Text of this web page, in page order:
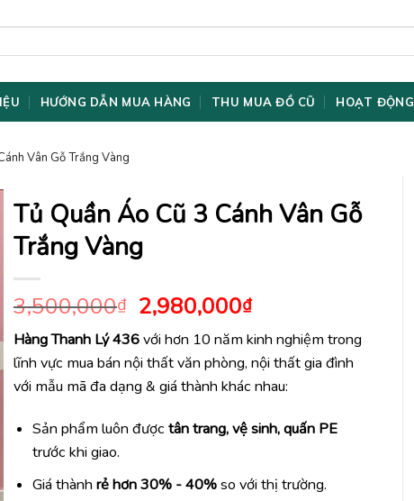
HƯỚNG DẪN MUA HÀNG THU MUA ĐỒ CŨ HOẠT ĐỘNG
Vân Gỗ Trắng Vàng
Tủ Quần Áo Cũ 3 Cánh Vân Gỗ
Trắng Vàng
3,500,000₫ Giá
gốc
là:
3,500,000₫.
2,980,000₫Giá
hiện
tại
là:
2,980,000₫.
Hàng Thanh Lý 436với hơn 10 năm kinh nghiệm trong
lĩnh vực mua bán nội thất văn phòng, nội thất gia đình
với mẫu mã đa dạng & giá thành khác nhau:
Sản phẩm luôn đượctân trang, vệ sinh, quấn PE
trước khi giao.
Giá thànhrẻ hơn 30% - 40%so với thị trường.